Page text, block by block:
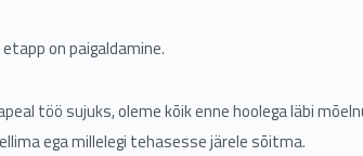
on paigaldamine.
töö sujuks, oleme kõik enne hoolega läbi
ega millelegi tehasesse järele sõitma.